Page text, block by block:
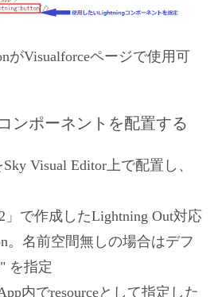
がVisualforceページで使用可
ンポーネントを配置する
Visual Editor上で配置し、
」で作成したLightning Out対応
。名前空間無しの場合はデフ
を指定
内でresourceとして指定した